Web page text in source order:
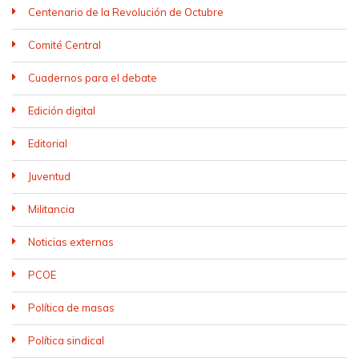
Centenario de la Revolución de Octubre
Comité Central
Cuadernos para el debate
Edición digital
Editorial
Juventud
Militancia
Noticias externas
PCOE
Política de masas
Política sindical